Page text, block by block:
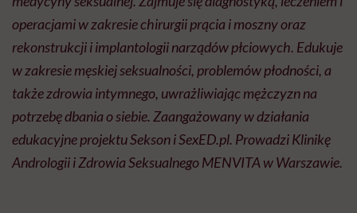
operacjami w zakresie chirurgii prącia i moszny oraz
rekonstrukcji i implantologii narządów płciowych. Edukuje
w zakresie męskiej seksualności, problemów płodności, a
także zdrowia intymnego, uwrażliwiając mężczyzn na
potrzebę dbania o siebie. Zaangażowany w działania
edukacyjne projektu Sekson i SexED.pl. Prowadzi Klinikę
Andrologii i Zdrowia Seksualnego MENVITA w Warszawie.